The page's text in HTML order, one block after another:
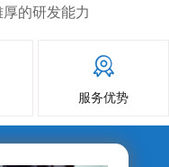
的研发能力

服务优势